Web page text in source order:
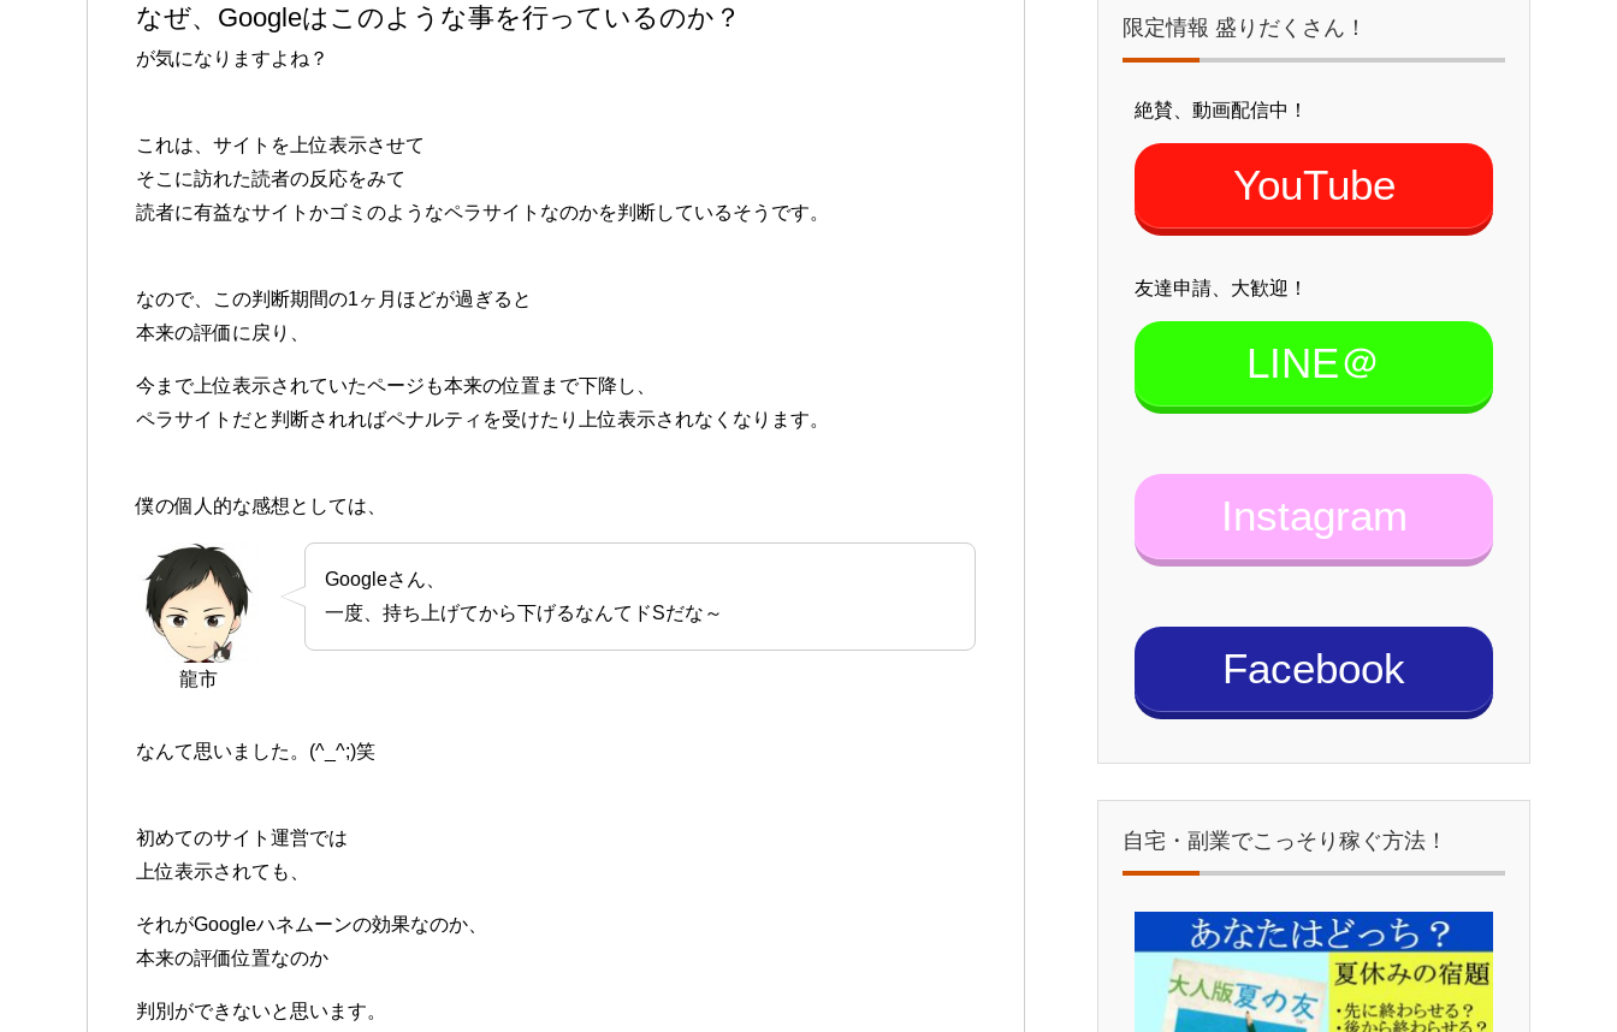
なぜ、Googleはこのような事を行っているのか？
が気になりますよね？
これは、サイトを上位表示させて
そこに訪れた読者の反応をみて
読者に有益なサイトかゴミのようなペラサイトなのかを判断しているそうです。
なので、この判断期間の1ヶ月ほどが過ぎると
本来の評価に戻り、
今まで上位表示されていたページも本来の位置まで下降し、
ペラサイトだと判断されればペナルティを受けたり上位表示されなくなります。
僕の個人的な感想としては、
龍市
Googleさん、
一度、持ち上げてから下げるなんてドSだな～
なんて思いました。(^_^;)笑
初めてのサイト運営では
上位表示されても、
それがGoogleハネムーンの効果なのか、
本来の評価位置なのか
判別ができないと思います。
限定情報 盛りだくさん！
絶賛、動画配信中！
YouTube
友達申請、大歓迎！
LINE＠
Instagram
Facebook
自宅・副業でこっそり稼ぐ方法！